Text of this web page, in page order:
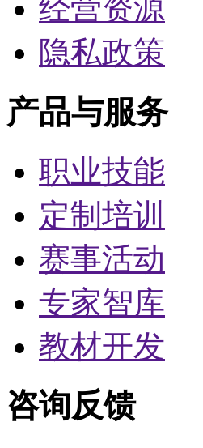
经营资源
隐私政策
产品与服务
职业技能
定制培训
赛事活动
专家智库
教材开发
咨询反馈